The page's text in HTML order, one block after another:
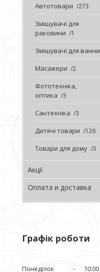
Автотовари 273
Змішувачі для
раковини
1
Змішувачі для ванни
Масажери 2
Фототехніка,
оптика
3
Сантехніка 3
Дитячі товари 126
Товари для дому 3
Акції
Оплата и доставка
Графік роботи
Понеділок 10:00